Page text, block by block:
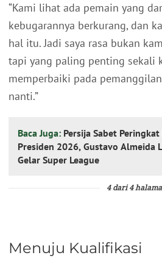
“Kami lihat ada pemain yang
kebugarannya berkurang, dan
hal itu. Jadi saya rasa bukan
tapi yang paling penting sekali
memperbaiki pada
nanti.”
Baca Juga: Persija Sabet
Presiden 2026, Gustavo Almeida
Gelar Super League
4 dari 4
Menuju Kualifikasi